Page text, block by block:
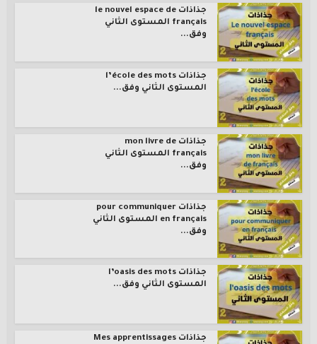
جذاذات le nouvel espace de
français المستوى الثاني
وفق...
جذاذات l’école des mots
المستوى الثاني وفق...
جذاذات mon livre de
français المستوى الثاني
وفق...
جذاذات pour communiquer
en français المستوى الثاني
وفق...
جذاذات l’oasis des mots
المستوى الثاني وفق...
جذاذات Mes apprentissages